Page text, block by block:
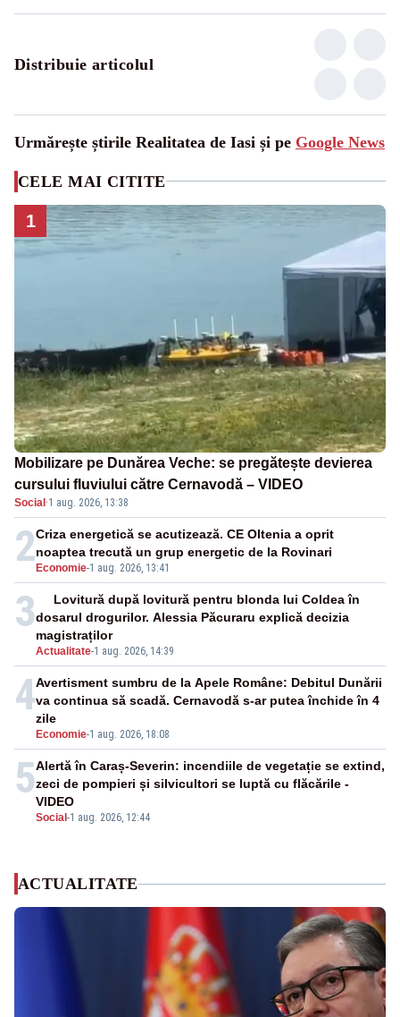
Distribuie articolul
Urmărește știrile Realitatea de Iasi și pe Google News
CELE MAI CITITE
1
Mobilizare pe Dunărea Veche: se pregătește devierea
cursului fluviului către Cernavodă – VIDEO
Social ·1 aug. 2026, 13:38
2 Economie-1 aug. 2026, 13:41
Criza energetică se acutizează. CE Oltenia a oprit
noaptea trecută un grup energetic de la Rovinari
3
Actualitate-1 aug. 2026, 14:39
Lovitură după lovitură pentru blonda lui Coldea în
dosarul drogurilor. Alessia Păcuraru explică decizia
magistraților
4
Economie-1 aug. 2026, 18:08
Avertisment sumbru de la Apele Române: Debitul Dunării
va continua să scadă. Cernavodă s-ar putea închide în 4
zile
5
Social -1 aug. 2026, 12:44
Alertă în Caraș-Severin: incendiile de vegetație se extind,
zeci de pompieri și silvicultori se luptă cu flăcările -
VIDEO
ACTUALITATE